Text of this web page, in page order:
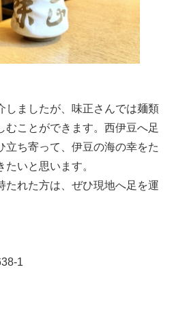
しましたが、味正さんでは麺類
むことができます。西伊豆へ足
立ち寄って、伊豆の海の幸をた
いと思います。
たれた方は、ぜひ現地へ足を運
1